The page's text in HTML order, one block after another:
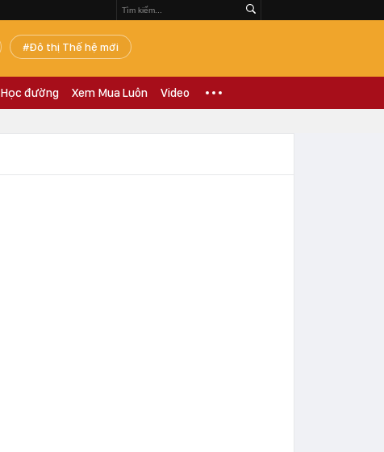
Đô thị Thế hệ mới
Học đường Xem Mua Luôn Video